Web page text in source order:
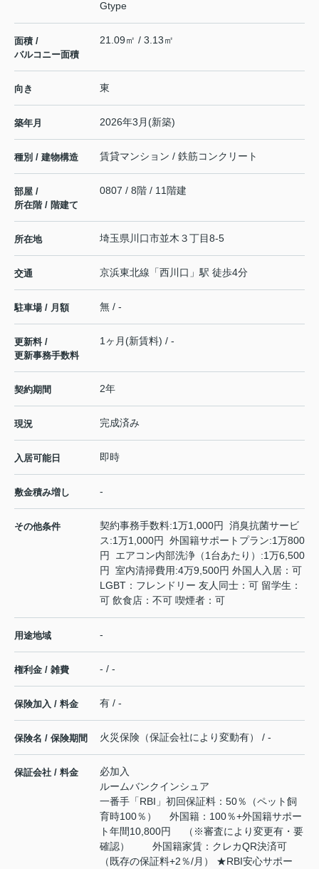
Gtype
面積 /
バルコニー面積
21.09㎡ / 3.13㎡
向き 東
築年月 2026年3月(新築)
種別 / 建物構造 賃貸マンション / 鉄筋コンクリート
部屋 /
所在階 / 階建て
0807 / 8階 / 11階建
所在地 埼玉県 川口市並木 ３丁目8-5
交通 京浜東北線 「西川口 」駅 徒歩4分
駐車場 / 月額 無 / -
更新料 /
更新事務手数料
1ヶ月(新賃料) / -
契約期間 2年
現況 完成済み
入居可能日 即時
敷金積み増し -
その他条件
契約事務手数料:1万1,000円 消臭抗菌サービ
ス:1万1,000円 外国籍サポートプラン:1万800
円 エアコン内部洗浄（1台あたり）:1万6,500
円 室内清掃費用:4万9,500円 外国人入居：可
LGBT：フレンドリー 友人同士：可 留学生：
可 飲食店：不可 喫煙者：可
用途地域 -
権利金 / 雑費 - / -
保険加入 / 料金 有 / -
保険名 / 保険期間 火災保険（保証会社により変動有） / -
保証会社 / 料金
必加入
ルームバンクインシュア
一番手「RBI」初回保証料：50％（ペット飼
育時100％） 外国籍：100％+外国籍サポー
ト年間10,800円 （※審査により変更有・要
確認） 外国籍家賃：クレカQR決済可
（既存の保証料+2％/月） ★RBI安心サポー